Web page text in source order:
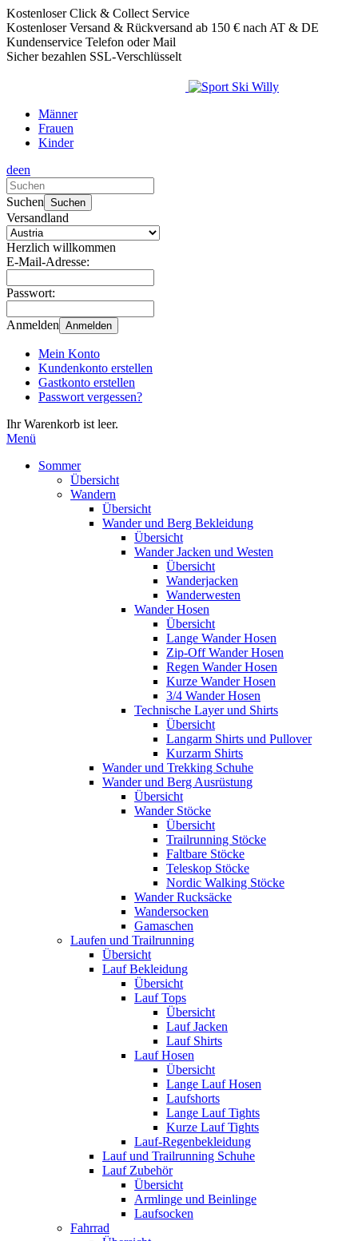
Kostenloser Click & Collect Service
Kostenloser Versand & Rückversand ab 150 € nach AT & DE
Kundenservice Telefon oder Mail
Sicher bezahlen SSL-Verschlüsselt
Männer
Frauen
Kinder
deen
die
nach
oben
unten,
um
das
können
Touch-
und
Streichgesten
verwenden.
Suchen Suchen
Versandland
Herzlich willkommen
E-Mail-Adresse:
Passwort:
Anmelden Anmelden
Mein Konto
Kundenkonto erstellen
Gastkonto erstellen
Passwort vergessen?
Ihr Warenkorb ist leer.
Menü
Sommer
Übersicht
Wandern
Übersicht
Wander und Berg Bekleidung
Übersicht
Wander Jacken und Westen
Übersicht
Wanderjacken
Wanderwesten
Wander Hosen
Übersicht
Lange Wander Hosen
Zip-Off Wander Hosen
Regen Wander Hosen
Kurze Wander Hosen
3/4 Wander Hosen
Technische Layer und Shirts
Übersicht
Langarm Shirts und Pullover
Kurzarm Shirts
Wander und Trekking Schuhe
Wander und Berg Ausrüstung
Übersicht
Wander Stöcke
Übersicht
Trailrunning Stöcke
Faltbare Stöcke
Teleskop Stöcke
Nordic Walking Stöcke
Wander Rucksäcke
Wandersocken
Gamaschen
Laufen und Trailrunning
Übersicht
Lauf Bekleidung
Übersicht
Lauf Tops
Übersicht
Lauf Jacken
Lauf Shirts
Lauf Hosen
Übersicht
Lange Lauf Hosen
Laufshorts
Lange Lauf Tights
Kurze Lauf Tights
Lauf-Regenbekleidung
Lauf und Trailrunning Schuhe
Lauf Zubehör
Übersicht
Armlinge und Beinlinge
Laufsocken
Fahrrad